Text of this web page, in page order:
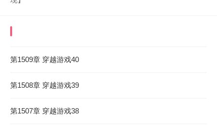
第1509章 穿越游戏40
第1508章 穿越游戏39
第1507章 穿越游戏38